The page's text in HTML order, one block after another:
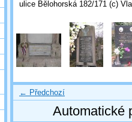
ulice Bělohorská 182/171 (c)
← Předchozí
Automatické